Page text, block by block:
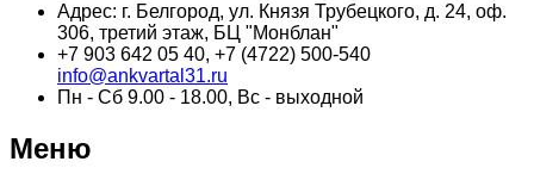
Адрес: г. Белгород, ул. Князя Трубецкого, д. 24, оф.
306, третий этаж, БЦ "Монблан"
+7 903 642 05 40, +7 (4722) 500-540
info@ankvartal31.ru
Пн - Сб 9.00 - 18.00, Вс - выходной
Меню